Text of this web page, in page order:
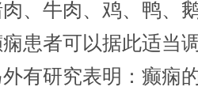
、牛肉、鸡、鸭、
者可以据此适当调
有研究表明：癫痫